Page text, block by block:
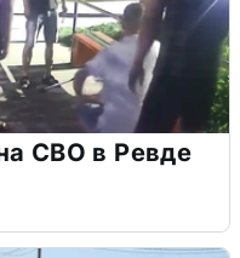
СВО в Ревде